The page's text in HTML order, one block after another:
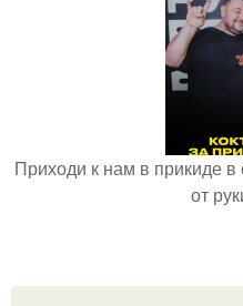
Приходи к нам в прикиде в
от